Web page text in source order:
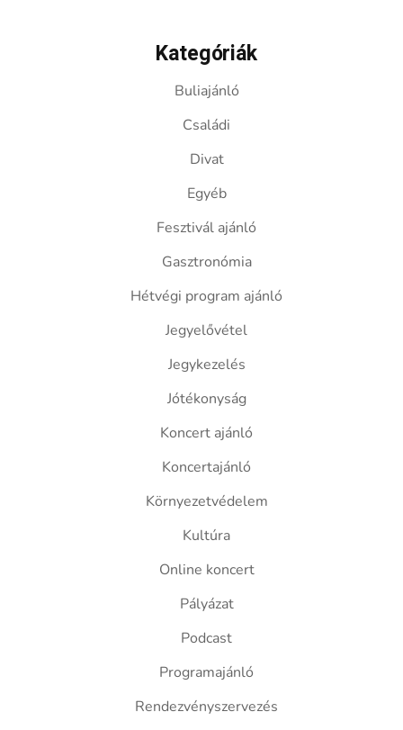
Kategóriák
Buliajánló
Családi
Divat
Egyéb
Fesztivál ajánló
Gasztronómia
Hétvégi program ajánló
Jegyelővétel
Jegykezelés
Jótékonyság
Koncert ajánló
Koncertajánló
Környezetvédelem
Kultúra
Online koncert
Pályázat
Podcast
Programajánló
Rendezvényszervezés